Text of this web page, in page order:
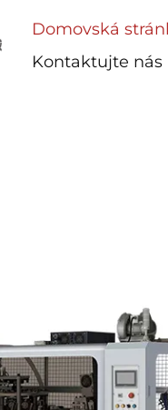
Domovská
Kontaktujte nás